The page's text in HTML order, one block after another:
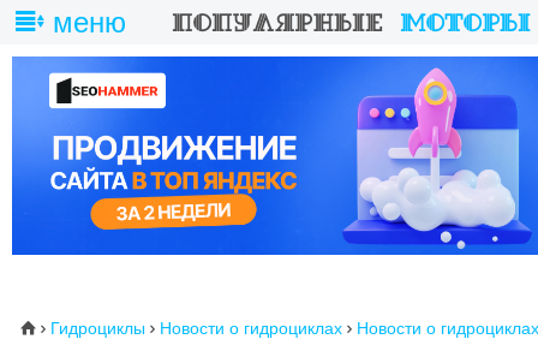
меню
⌂  Гидроциклы  Новости о гидроциклах  Новости о